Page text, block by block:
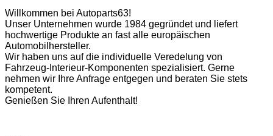
Willkommen bei Autoparts63!
Unser Unternehmen wurde 1984 gegründet und liefert
hochwertige Produkte an fast alle europäischen
Automobilhersteller.
Wir haben uns auf die individuelle Veredelung von
Fahrzeug-Interieur-Komponenten spezialisiert. Gerne
nehmen wir Ihre Anfrage entgegen und beraten Sie stets
kompetent.
Genießen Sie Ihren Aufenthalt!